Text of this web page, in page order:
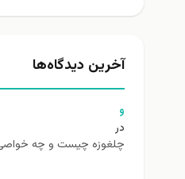
آخرین دیدگاه‌ها
و
در
چلغوزه چیست و چه خواصی